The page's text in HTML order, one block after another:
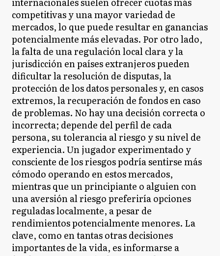
competitivas y una mayor variedad de
mercados, lo que puede resultar en ganancias
potencialmente más elevadas. Por otro lado,
la falta de una regulación local clara y la
jurisdicción en países extranjeros pueden
dificultar la resolución de disputas, la
protección de los datos personales y, en casos
extremos, la recuperación de fondos en caso
de problemas. No hay una decisión correcta o
incorrecta; depende del perfil de cada
persona, su tolerancia al riesgo y su nivel de
experiencia. Un jugador experimentado y
consciente de los riesgos podría sentirse más
cómodo operando en estos mercados,
mientras que un principiante o alguien con
una aversión al riesgo preferiría opciones
reguladas localmente, a pesar de
rendimientos potencialmente menores. La
clave, como en tantas otras decisiones
importantes de la vida, es informarse a